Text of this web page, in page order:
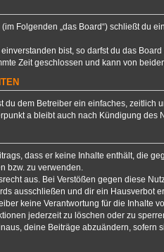
(im Folgenden „das Board“) schließt
bist, so darfst du das
Zeit geschlossen und kann von
du dem Betreiber ein einfaches,
a bleibt auch nach Kündigung des
dass er keine Inhalte enthält, die
bzw. zu verwenden.
aus. Bei Verstößen gegen diese
ausschließen und dir ein Hausverbot
keine Verantwortung für die Inhalte
jederzeit zu löschen oder zu
deine Beiträge abzuändern,